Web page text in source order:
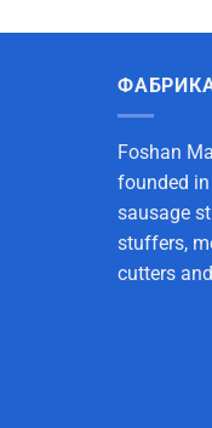
Foshan
founded
sausage
stuffers,
cutters